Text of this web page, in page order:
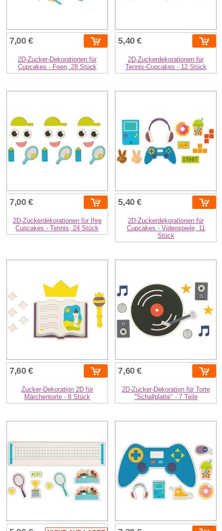
7,00 €
2D-Zucker-Dekorationen für
Cupcakes - Feen, 28 Stück
5,40 €
2D-Zuckerdekorationen für
Tennis-Cupcakes - 12 Stück
7,00 €
2D-Zuckerdekorationen für Ihre
Cupcakes - Tennis, 24 Stück
5,40 €
2D-Zuckerdekorationen für
Cupcakes - Videospiele, 11
Stück
7,60 €
Zucker-Dekoration 2D für
Märchentorte - 8 Stück
7,60 €
2D-Zucker-Dekoration für Torte
"Schallplatte" - 7 Teile